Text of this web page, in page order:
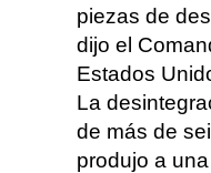
piezas de
dijo el
Estados
La
de más de
produjo a